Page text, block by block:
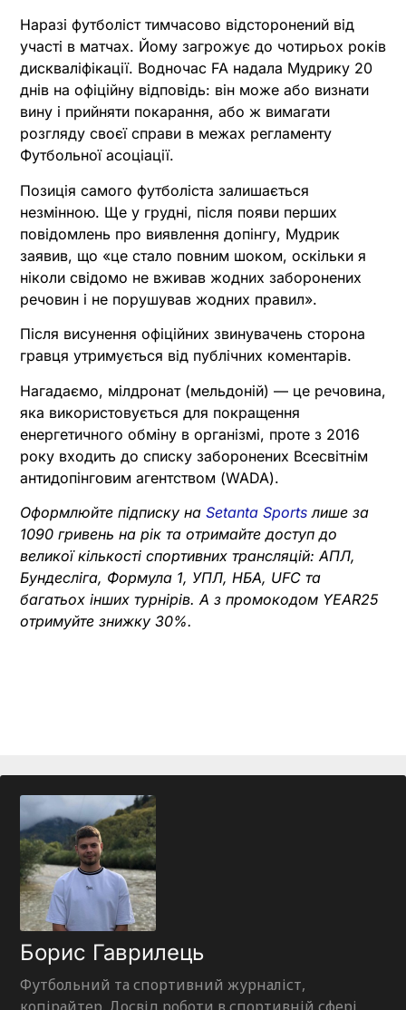
Наразі футболіст тимчасово відсторонений від
участі в матчах. Йому загрожує до чотирьох років
дискваліфікації. Водночас FA надала Мудрику 20
днів на офіційну відповідь: він може або визнати
вину і прийняти покарання, або ж вимагати
розгляду своєї справи в межах регламенту
Футбольної асоціації.
Позиція самого футболіста залишається
незмінною. Ще у грудні, після появи перших
повідомлень про виявлення допінгу, Мудрик
заявив, що «це стало повним шоком, оскільки я
ніколи свідомо не вживав жодних заборонених
речовин і не порушував жодних правил».
Після висунення офіційних звинувачень сторона
гравця утримується від публічних коментарів.
Нагадаємо, мілдронат (мельдоній) — це речовина,
яка використовується для покращення
енергетичного обміну в організмі, проте з 2016
року входить до списку заборонених Всесвітнім
антидопінговим агентством (WADA).
Оформлюйте підписку на Setanta Sports лише за
1090 гривень на рік та отримайте доступ до
великої кількості спортивних трансляцій: АПЛ,
Бундесліга, Формула 1, УПЛ, НБА, UFC та
багатьох інших турнірів. А з промокодом YEAR25
отримуйте знижку 30%.
Борис Гаврилець
Футбольний та спортивний журналіст,